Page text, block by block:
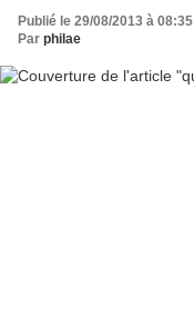
Publié le 29/08/2013 à 08:35
Par philae